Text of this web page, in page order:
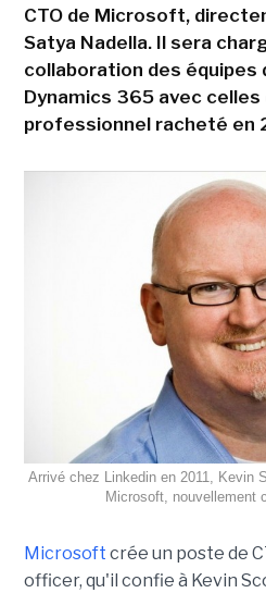
CTO de Microsoft,
Satya Nadella. Il sera
collaboration des
Dynamics 365 avec
professionnel racheté en
Arrivé chez Linkedin en 2011, Kevin
Microsoft, nouvellement
Microsoft crée un poste de
officer, qu'il confie à Kevin